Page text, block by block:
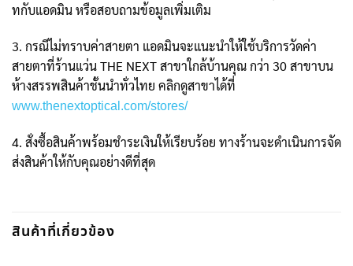
ทกับแอดมิน หรือสอบถามข้อมูลเพิ่มเติม
3. กรณีไม่ทราบค่าสายตา แอดมินจะแนะนำให้ใช้บริการวัดค่า
สายตาที่ร้านแว่น THE NEXT สาขาใกล้บ้านคุณ กว่า 30 สาขาบน
ห้างสรรพสินค้าชั้นนำทั่วไทย คลิกดูสาขาได้ที่
www.thenextoptical.com/stores/
4. สั่งซื้อสินค้าพร้อมชำระเงินให้เรียบร้อย ทางร้านจะดำเนินการจัด
ส่งสินค้าให้กับคุณอย่างดีที่สุด
สินค้าที่เกี่ยวข้อง